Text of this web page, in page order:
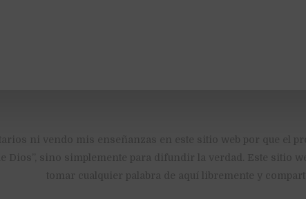
Dios”, sino simplemente para difundir la verdad. Este sitio
tomar cualquier palabra de aquí libremente y